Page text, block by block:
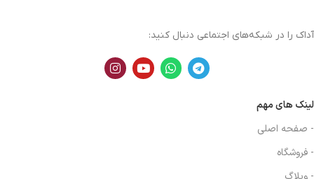
آداک را در شبکه‌های اجتماعی دنبال کنید:
لینک های مهم
- صفحه اصلی
- فروشگاه